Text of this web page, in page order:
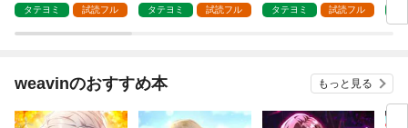
タテヨミ 試読フル タテヨミ 試読フル タテヨミ 試読フル
weavinのおすすめ本 もっと見る